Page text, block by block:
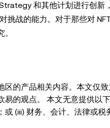
和其他计划进行创
挑战的能力。对于那些对
区的产品相关内容。本文仅
的观点。 本文无意提供以
(iii) 财务、会计、法律或
据自己的财务状况仔细考虑